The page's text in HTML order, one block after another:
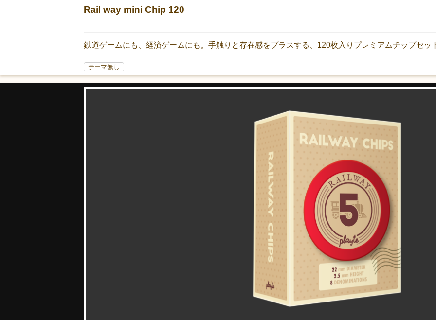
Rail way mini Chip 120
鉄道ゲームにも、経済ゲームにも。手触りと存在感をプラスする、120枚入りプレミアムチップセッ
テーマ無し